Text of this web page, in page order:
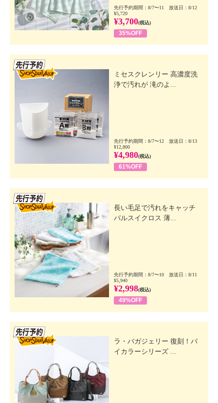
先行予約期間：8/7〜11 放送日：8/12
¥5,720
¥3,700(税込)
35%OFF
ミセスクレンリー 高濃度洗
浄で汚れが 滝のよ...
先行予約期間：8/7〜12 放送日：8/13
¥12,800
¥4,980(税込)
61%OFF
長い毛足で汚れをキャッチ
パルスイクロス 薄...
先行予約期間：8/7〜10 放送日：8/11
¥5,940
¥2,998(税込)
49%OFF
ラ・バガジェリー 復刻！バ
イカラーシリーズ ...